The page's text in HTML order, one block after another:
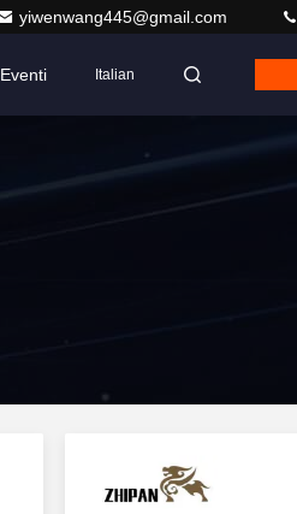
yiwenwang445@gmail.com
Eventi Italian